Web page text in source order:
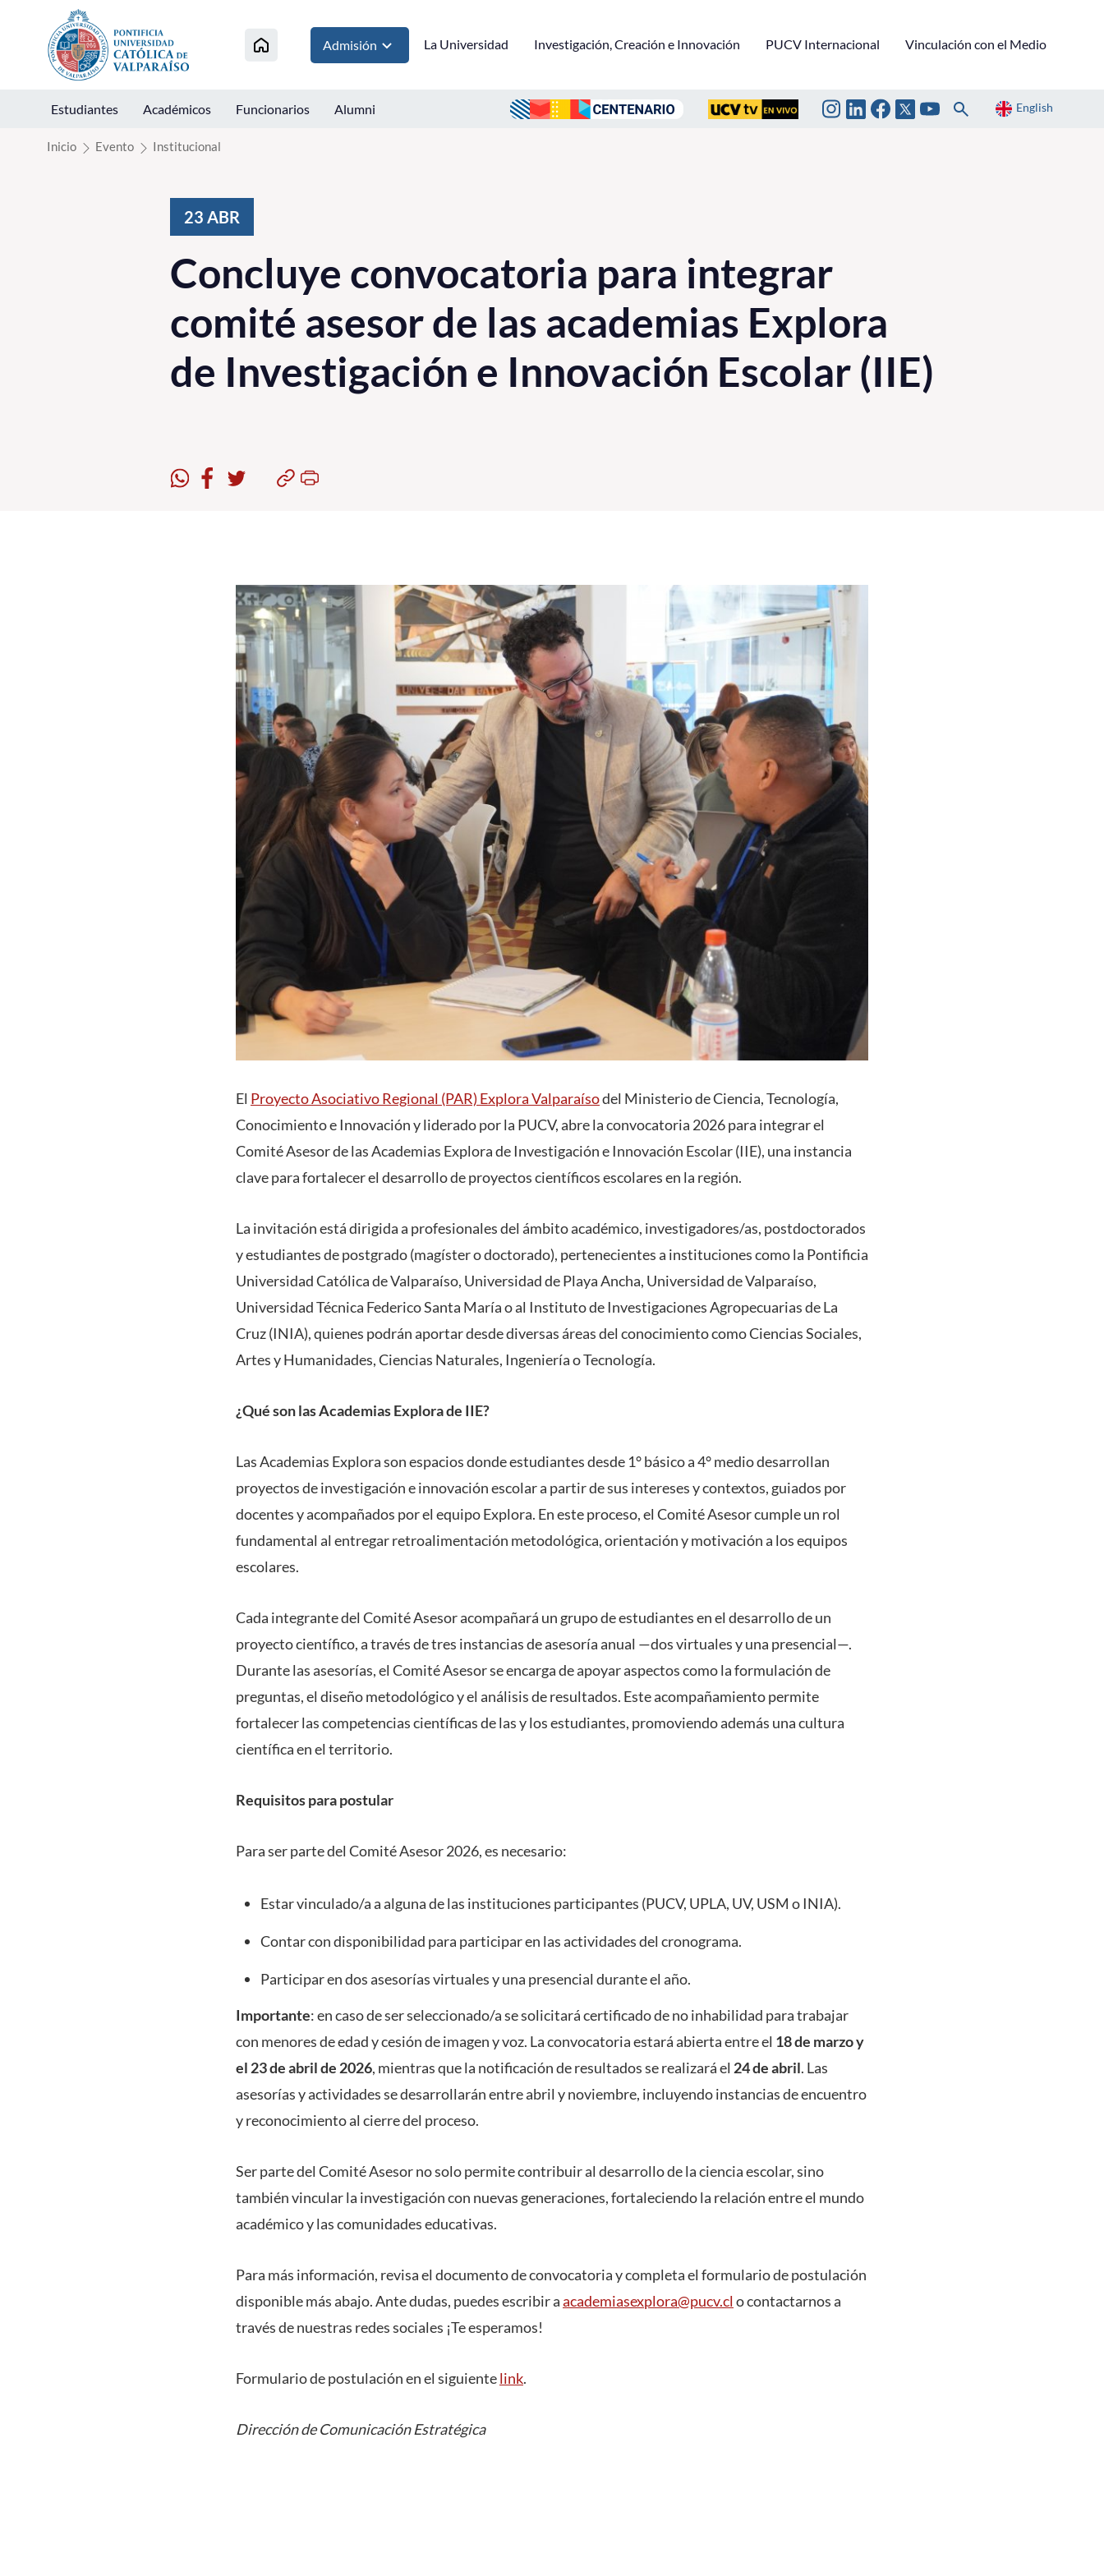
Click acá para ir directamente al contenido
Admisión La Universidad Investigación, Creación e Innovación PUCV Internacional Vinculación con el Medio
Estudiantes Académicos Funcionarios Alumni English
Inicio Evento Institucional
23 ABR
Concluye convocatoria para integrar
comité asesor de las academias Explora
de Investigación e Innovación Escolar (IIE)
El Proyecto Asociativo Regional (PAR) Explora Valparaísodel Ministerio de Ciencia, Tecnología,
Conocimiento e Innovación y liderado por la PUCV, abre la convocatoria 2026 para integrar el
Comité Asesor de las Academias Explora de Investigación e Innovación Escolar (IIE), una instancia
clave para fortalecer el desarrollo de proyectos científicos escolares en la región.
La invitación está dirigida a profesionales del ámbito académico, investigadores/as, postdoctorados
y estudiantes de postgrado (magíster o doctorado), pertenecientes a instituciones como la Pontificia
Universidad Católica de Valparaíso, Universidad de Playa Ancha, Universidad de Valparaíso,
Universidad Técnica Federico Santa María o al Instituto de Investigaciones Agropecuarias de La
Cruz (INIA), quienes podrán aportar desde diversas áreas del conocimiento como Ciencias Sociales,
Artes y Humanidades, Ciencias Naturales, Ingeniería o Tecnología.
¿Qué son las Academias Explora de IIE?
Las Academias Explora son espacios donde estudiantes desde 1° básico a 4° medio desarrollan
proyectos de investigación e innovación escolar a partir de sus intereses y contextos, guiados por
docentes y acompañados por el equipo Explora. En este proceso, el Comité Asesor cumple un rol
fundamental al entregar retroalimentación metodológica, orientación y motivación a los equipos
escolares.
Cada integrante del Comité Asesor acompañará un grupo de estudiantes en el desarrollo de un
proyecto científico, a través de tres instancias de asesoría anual —dos virtuales y una presencial—.
Durante las asesorías, el Comité Asesor se encarga de apoyar aspectos como la formulación de
preguntas, el diseño metodológico y el análisis de resultados. Este acompañamiento permite
fortalecer las competencias científicas de las y los estudiantes, promoviendo además una cultura
científica en el territorio.
Requisitos para postular
Para ser parte del Comité Asesor 2026, es necesario:
Estar vinculado/a a alguna de las instituciones participantes (PUCV, UPLA, UV, USM o INIA).
Contar con disponibilidad para participar en las actividades del cronograma.
Participar en dos asesorías virtuales y una presencial durante el año.
Importante: en caso de ser seleccionado/a se solicitará certificado de no inhabilidad para trabajar
con menores de edad y cesión de imagen y voz. La convocatoria estará abierta entre el 18 de marzo y
el 23 de abril de 2026, mientras que la notificación de resultados se realizará el 24 de abril. Las
asesorías y actividades se desarrollarán entre abril y noviembre, incluyendo instancias de encuentro
y reconocimiento al cierre del proceso.
Ser parte del Comité Asesor no solo permite contribuir al desarrollo de la ciencia escolar, sino
también vincular la investigación con nuevas generaciones, fortaleciendo la relación entre el mundo
académico y las comunidades educativas.
Para más información, revisa el documento de convocatoria y completa el formulario de postulación
disponible más abajo. Ante dudas, puedes escribir aacademiasexplora@pucv.cl o contactarnos a
través de nuestras redes sociales ¡Te esperamos!
Formulario de postulación en el siguientelink.
Dirección de Comunicación Estratégica